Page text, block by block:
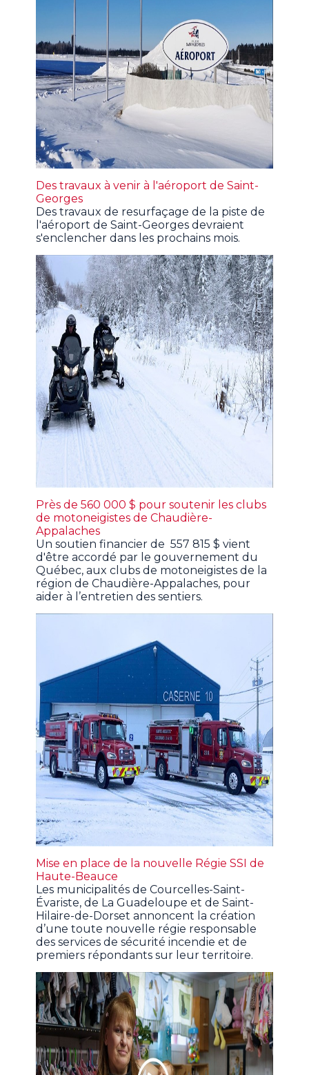
Des travaux à venir à l'aéroport de Saint-
Georges
Des travaux de resurfaçage de la piste de
l'aéroport de Saint-Georges devraient
s'enclencher dans les prochains mois.
Près de 560 000 $ pour soutenir les clubs
de motoneigistes de Chaudière-
Appalaches
Un soutien financier de 557 815 $ vient
d'être accordé par le gouvernement du
Québec, aux clubs de motoneigistes de la
région de Chaudière-Appalaches, pour
aider à l’entretien des sentiers.
Mise en place de la nouvelle Régie SSI de
Haute-Beauce
Les municipalités de Courcelles-Saint-
Évariste, de La Guadeloupe et de Saint-
Hilaire-de-Dorset annoncent la création
d’une toute nouvelle régie responsable
des services de sécurité incendie et de
premiers répondants sur leur territoire.